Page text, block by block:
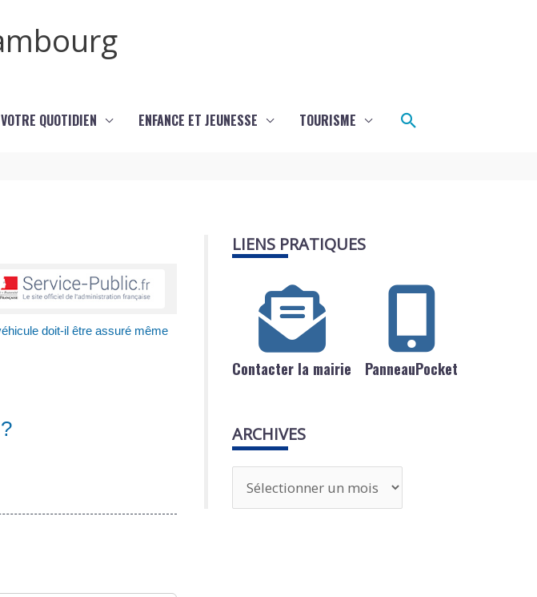
VOTRE QUOTIDIEN ENFANCE ET JEUNESSE TOURISME Rechercher
doit-il être assuré même
LIENS PRATIQUES
Contacter la mairie PanneauPocket
ARCHIVES
r